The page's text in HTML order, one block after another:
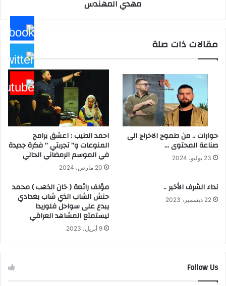
على
الشهيد
المهندس
مهدي المهندس
مقالات ذات صلة
حوارات .. من طموح الاخراج الى
صناعة المحتوى …
23 يوليو، 2024
احمد الطيب : اعشق برامج
المنوعات و” تجربتي ” فكرة جديدة
في الموسم الرمضاني الحالي
20 مارس، 2024
نداء الشرف الأخير ..
22 ديسمبر، 2023
مؤلف رائعة ( خان الذهب ) محمد
حنش الشاب الذي شاب بغدادي
يبدع على سواحل فلوريدا
ليستمتع المشاهد العراقي
9 أبريل، 2023
Follow Us